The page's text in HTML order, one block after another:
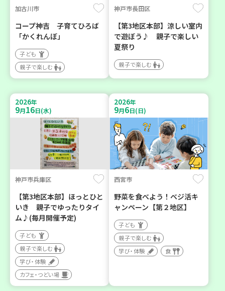
加古川市
コープ神吉 子育てひろば
「かくれんぼ」
子ども
親子で楽しむ
神戸市長田区
【第3地区本部】涼しい室内
で遊ぼう♪ 親子で楽しい
夏祭り
親子で楽しむ
2026年
9月16日(水)
神戸市兵庫区
【第3地区本部】ほっとひと
いき 親子でゆったりタイ
ム♪(毎月開催予定)
子ども
親子で楽しむ
学び・体験
カフェ・つどい場
2026年
9月6日(日)
西宮市
野菜を食べよう！ベジ活キ
ャンペーン【第２地区】
子ども
親子で楽しむ
学び・体験
食